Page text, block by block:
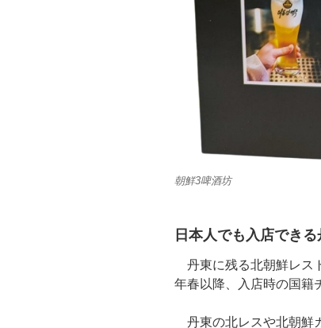
朝鮮3啤酒坊
日本人でも入店でき
丹東に残る北朝鮮レス
年春以降、入店時の国籍
丹東の北レスや北朝鮮